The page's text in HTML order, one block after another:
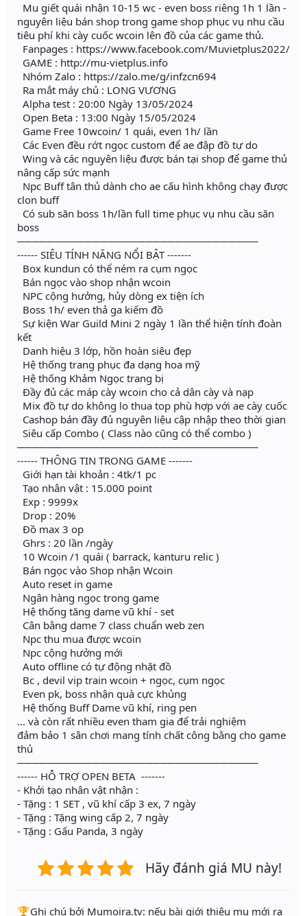
Mu giết quái nhận 10-15 wc - even boss riêng 1h 1 lần -
nguyên liệu bán shop trong game shop phục vụ nhu cầu
tiêu phí khi cày cuốc wcoin lên đồ của các game thủ.
Fanpages : https://www.facebook.com/Muvietplus2022/
GAME : http://mu-vietplus.info
Nhóm Zalo : https://zalo.me/g/infzcn694
Ra mắt máy chủ : LONG VƯƠNG
Alpha test : 20:00 Ngày 13/05/2024
Open Beta : 13:00 Ngày 15/05/2024
Game Free 10wcoin/ 1 quái, even 1h/ lần
Các Even đều rớt ngọc custom để ae đập đồ tự do
Wing và các nguyên liệu được bán tại shop để game thủ
nâng cấp sức mạnh
Npc Buff tân thủ dành cho ae cấu hình không chạy được
clon buff
Có sub săn boss 1h/lần full time phục vụ nhu cầu săn
boss
────────────────────────────────
------ SIÊU TÍNH NĂNG NỔI BẬT -------
Box kundun có thể ném ra cụm ngọc
Bán ngọc vào shop nhận wcoin
NPC cộng hưởng, hủy dòng ex tiện ích
Boss 1h/ even thả ga kiếm đồ
Sự kiện War Guild Mini 2 ngày 1 lần thể hiện tính đoàn
kết
Danh hiệu 3 lớp, hồn hoàn siêu đẹp
Hệ thống trang phục đa dạng hoa mỹ
Hệ thống Khảm Ngọc trang bị
Đầy đủ các máp cày wcoin cho cả dân cày và nạp
Mix đồ tự do không lo thua top phù hợp với ae cày cuốc
Cashop bán đầy đủ nguyên liệu cập nhập theo thời gian
Siêu cấp Combo ( Class nào cũng có thể combo )
────────────────────────────────
------ THÔNG TIN TRONG GAME -------
Giới hạn tài khoản : 4tk/1 pc
Tạo nhân vật : 15.000 point
Exp : 9999x
Drop : 20%
Đồ max 3 op
Ghrs : 20 lần /ngày
10 Wcoin /1 quái ( barrack, kanturu relic )
Bán ngọc vào Shop nhận Wcoin
Auto reset in game
Ngân hàng ngọc trong game
Hệ thống tăng dame vũ khí - set
Cân bằng dame 7 class chuẩn web zen
Npc thu mua được wcoin
Npc cộng hưởng mới
Auto offline có tự động nhặt đồ
Bc , devil vip train wcoin + ngọc, cụm ngọc
Even pk, boss nhận quà cực khủng
Hệ thống Buff Dame vũ khí, ring pen
... và còn rất nhiều even tham gia để trải nghiệm
đảm bảo 1 sân chơi mang tính chất công bằng cho game
thủ
────────────────────────────────
------ HỖ TRỢ OPEN BETA -------
- Khởi tạo nhân vật nhận :
- Tặng : 1 SET , vũ khí cấp 3 ex, 7 ngày
- Tặng : Tặng wing cấp 2, 7 ngày
- Tặng : Gấu Panda, 3 ngày
Hãy đánh giá MU này!
️🏆Ghi chú bởi Mumoira.tv: nếu bài giới thiệu mu mới ra